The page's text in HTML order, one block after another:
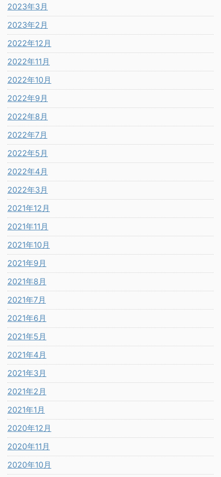
2023年3月
2023年2月
2022年12月
2022年11月
2022年10月
2022年9月
2022年8月
2022年7月
2022年5月
2022年4月
2022年3月
2021年12月
2021年11月
2021年10月
2021年9月
2021年8月
2021年7月
2021年6月
2021年5月
2021年4月
2021年3月
2021年2月
2021年1月
2020年12月
2020年11月
2020年10月